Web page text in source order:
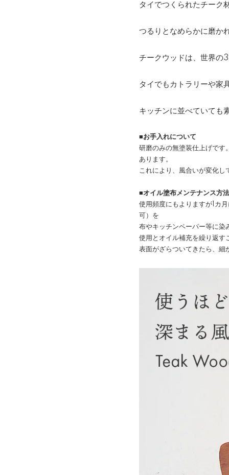
タイでつくられたチーク
つるりとなめらかに磨か
チークウッドは、世界の
タイでもカトラリーや家
キッチンに並べていても
■お手入れについて
研磨のみの無塗装仕上げです
あります。
これにより、風合いが変化し
■オイル塗布メンテナンス方法
使用頻度にもよりますが1カ
可）を
布やキッチンペーパー等に染
使用とオイル補充を繰り返す
表面がざらついてきたら、細